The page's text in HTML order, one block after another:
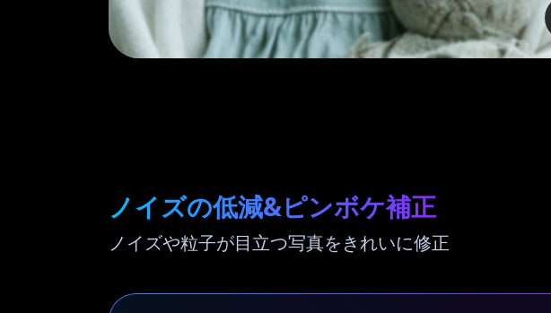
ノイズの低減&ピンボケ補正
ノイズや粒子が目立つ写真をきれいに修正